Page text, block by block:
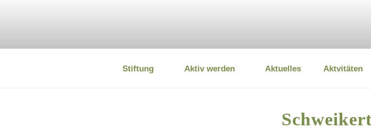
DEUTSCHE
Stiftung Aktiv werden Aktuelles Aktvitäten